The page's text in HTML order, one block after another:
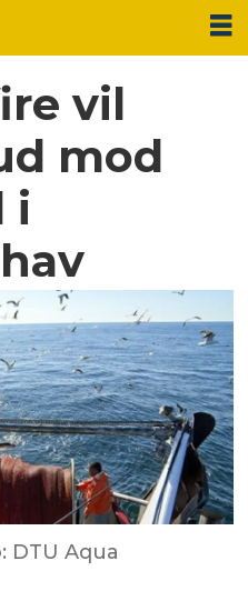
vil
mod
i
DTU Aqua